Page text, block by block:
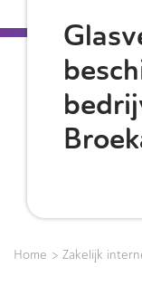
Home > Zakelijk